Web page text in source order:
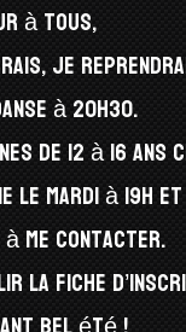
à tous,
je
à 20h30.
de 12 à 16
mardi à 19h et
à me contacter.
la fiche